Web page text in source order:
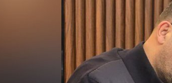
أو إضعافها تنتهي بتوسيع واضح للنفوذ الإقليمي
إلى أن طهران خرجت من الصراع أكثر قوة من ذي
بلدة الحداثا جنوبي لبنان